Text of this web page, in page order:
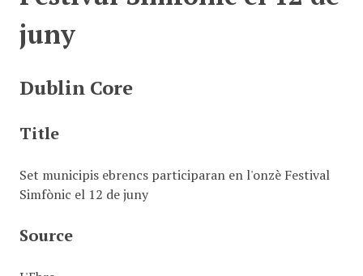
juny
Dublin Core
Title
Set municipis ebrencs participaran en l'onzè Festival
Simfònic el 12 de juny
Source